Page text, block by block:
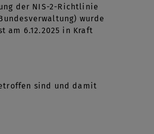
der NIS-2-Richtlinie
wurde
am 6.12.2025 in Kraft
sind und damit